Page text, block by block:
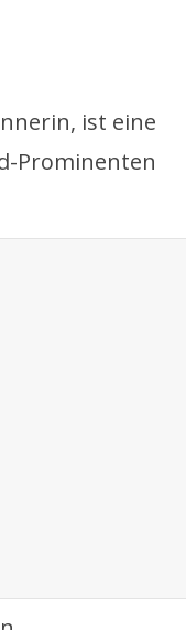
ist eine
Prominenten